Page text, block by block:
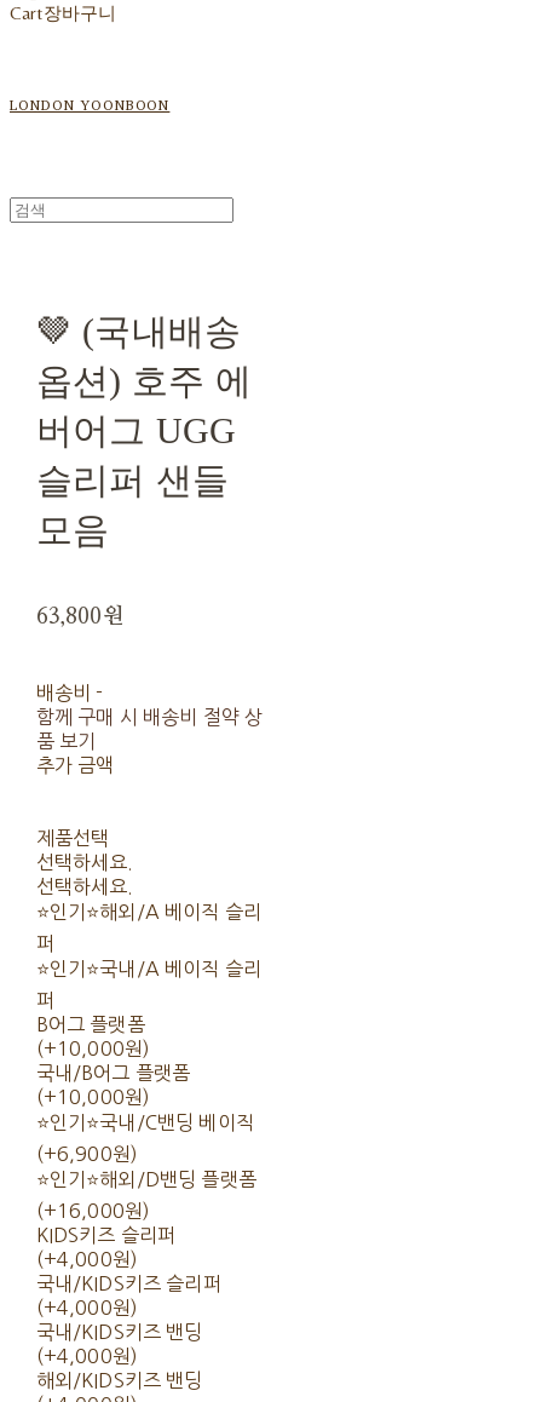
Cart장바구니
LONDON YOONBOON
🤎 (국내배송
옵션) 호주 에
버어그 UGG
슬리퍼 샌들
모음
63,800원
배송비 -
함께 구매 시 배송비 절약 상
품 보기
추가 금액
제품선택
선택하세요.
선택하세요.
⭐인기⭐해외/A 베이직 슬리
퍼
⭐인기⭐국내/A 베이직 슬리
퍼
B어그 플랫폼
(+10,000원)
국내/B어그 플랫폼
(+10,000원)
⭐인기⭐국내/C밴딩 베이직
(+6,900원)
⭐인기⭐해외/D밴딩 플랫폼
(+16,000원)
KIDS키즈 슬리퍼
(+4,000원)
국내/KIDS키즈 슬리퍼
(+4,000원)
국내/KIDS키즈 밴딩
(+4,000원)
해외/KIDS키즈 밴딩